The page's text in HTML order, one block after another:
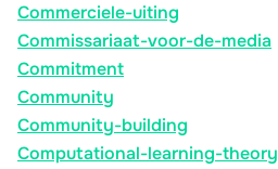
Commerciele-uiting
Commissariaat-voor-de-media
Commitment
Community
Community-building
Computational-learning-theory